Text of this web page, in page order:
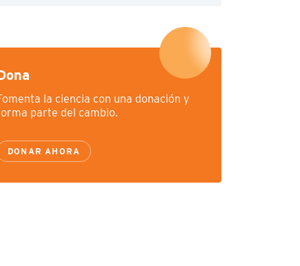
la ciencia con una donación y
parte del cambio.
DONAR AHORA